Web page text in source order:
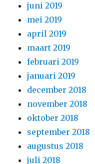
juni 2019
mei 2019
april 2019
maart 2019
februari 2019
januari 2019
december 2018
november 2018
oktober 2018
september 2018
augustus 2018
juli 2018